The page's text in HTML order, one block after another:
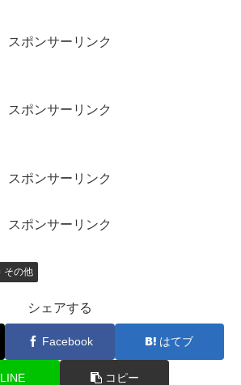
スポンサーリンク
スポンサーリンク
スポンサーリンク
スポンサーリンク
その他
シェアする
Facebook はてブ
LINE コピー